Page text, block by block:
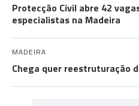
Protecção Civil abre 42
especialistas na Madeira
MADEIRA
Chega quer reestruturação